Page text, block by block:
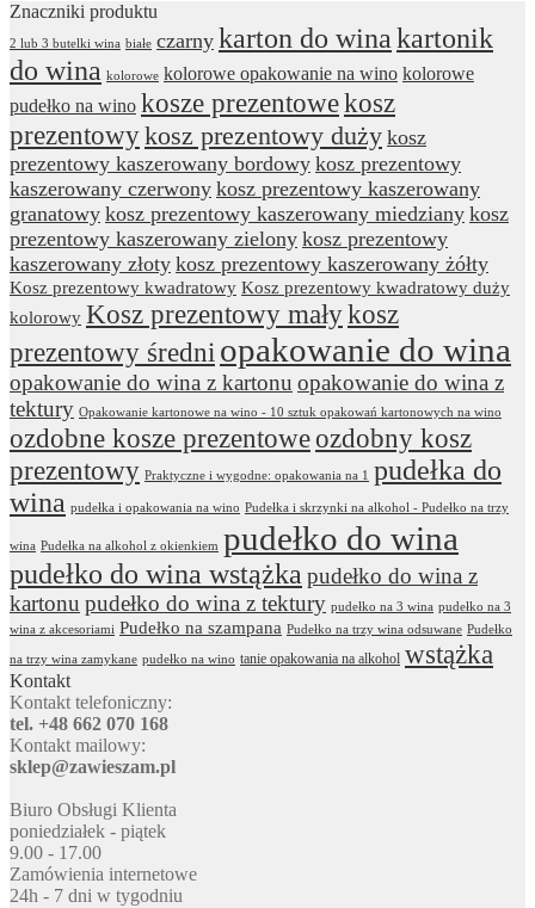
Znaczniki produktu
2 lub 3 butelki wina białe czarny karton do winakartonik
do wina kolorowe kolorowe opakowanie na wino kolorowe
pudełko na wino kosze prezentowekosz
prezentowykosz prezentowy duży kosz
prezentowy kaszerowany bordowy kosz prezentowy
kaszerowany czerwony kosz prezentowy kaszerowany
granatowy kosz prezentowy kaszerowany miedziany kosz
prezentowy kaszerowany zielony kosz prezentowy
kaszerowany złoty kosz prezentowy kaszerowany żółty
Kosz prezentowy kwadratowy Kosz prezentowy kwadratowy duży
kolorowy Kosz prezentowy małykosz
prezentowy średni opakowanie do wina
opakowanie do wina z kartonu opakowanie do wina z
tektury Opakowanie kartonowe na wino - 10 sztuk opakowań kartonowych na wino
ozdobne kosze prezentoweozdobny kosz
prezentowy Praktyczne i wygodne: opakowania na 1 pudełka do
wina pudełka i opakowania na wino Pudełka i skrzynki na alkohol - Pudełko na trzy
wina Pudełka na alkohol z okienkiem pudełko do wina
pudełko do wina wstążkapudełko do wina z
kartonu pudełko do wina z tektury pudełko na 3 wina pudełko na 3
wina z akcesoriami Pudełko na szampana Pudełko na trzy wina odsuwane Pudełko
na trzy wina zamykane pudełko na wino tanie opakowania na alkohol wstążka
Kontakt
Kontakt telefoniczny:
tel. +48 662 070 168
Kontakt mailowy:
sklep@zawieszam.pl
Biuro Obsługi Klienta
poniedziałek - piątek
9.00 - 17.00
Zamówienia internetowe
24h - 7 dni w tygodniu